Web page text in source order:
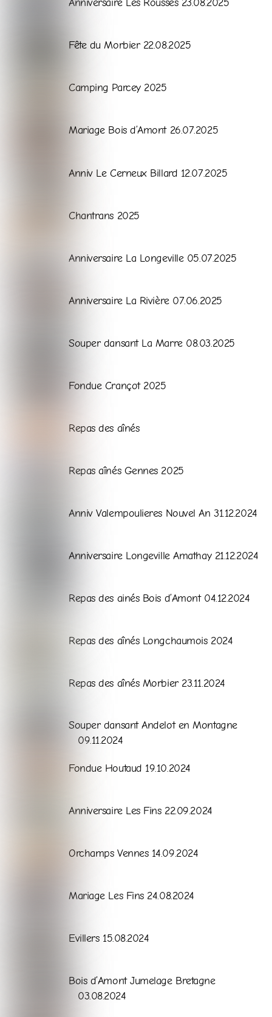
Anniversaire Les Rousses 23.08.2025
Galerie
Fête du Morbier 22.08.2025
Galerie
Camping Parcey 2025
Galerie
Mariage Bois d’Amont 26.07.2025
Anniv Le Cerneux Billard 12.07.2025
Chantrans 2025
Anniversaire La Longeville 05.07.2025
Anniversaire La Rivière 07.06.2025
Souper dansant La Marre 08.03.2025
Galerie
Fondue Crançot 2025
Galerie
Repas des aînés
Galerie
Repas aînés Gennes 2025
Galerie
Anniv Valempoulieres Nouvel An 31.12.2024
Galerie
Anniversaire Longeville Amathay 21.12.2024
Galerie
Repas des ainés Bois d’Amont 04.12.2024
Galerie
Repas des aînés Longchaumois 2024
Galerie
Repas des aînés Morbier 23.11.2024
Souper dansant Andelot en Montagne
09.11.2024
Galerie
Fondue Houtaud 19.10.2024
Galerie
Anniversaire Les Fins 22.09.2024
Galerie
Orchamps Vennes 14.09.2024
Galerie
Mariage Les Fins 24.08.2024
Galerie
Evillers 15.08.2024
Galerie
Bois d’Amont Jumelage Bretagne
03.08.2024